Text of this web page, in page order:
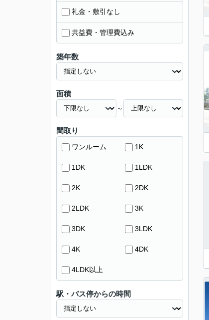
礼金・敷引なし
共益費・管理費込み
築年数
面積
～
間取り
ワンルーム 1K
1DK 1LDK
2K 2DK
2LDK 3K
3DK 3LDK
4K 4DK
4LDK以上
駅・バス停からの時間